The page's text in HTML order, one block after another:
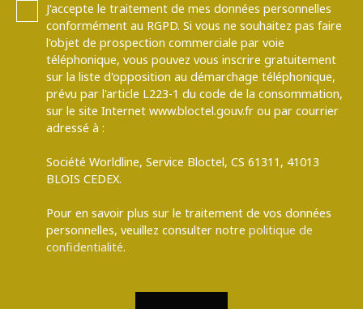
J'accepte le traitement de mes données personnelles
conformément au RGPD. Si vous ne souhaitez pas faire
l'objet de prospection commerciale par voie
téléphonique, vous pouvez vous inscrire gratuitement
sur la liste d'opposition au démarchage téléphonique,
prévu par l'article L223-1 du code de la consommation,
sur le site Internet www.bloctel.gouv.fr ou par courrier
adressé à :
Société Worldline, Service Bloctel, CS 61311, 41013
BLOIS CEDEX.
Pour en savoir plus sur le traitement de vos données
personnelles, veuillez consulter notre politique de
confidentialité.